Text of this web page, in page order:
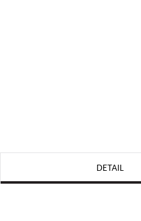
DETAIL